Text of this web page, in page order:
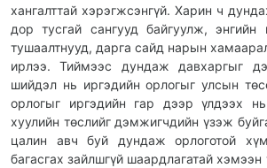
хангалттай хэрэгжсэнгүй. Харин ч
дор тусгай сангууд байгуулж,
тушаалтнууд, дарга сайд нарын
ирлээ. Тиймээс дундаж давхаргыг
шийдэл нь иргэдийн орлогыг улсын
орлогыг иргэдийн гар дээр үлдээх
хуулийн төслийг дэмжигчдийн үзэж
цалин авч буй дундаж орлоготой
багасгах зайлшгүй шаардлагатай